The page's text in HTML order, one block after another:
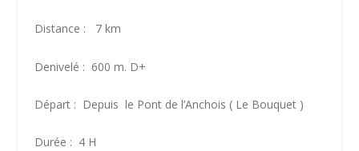
Distance : 7 km
Denivelé : 600 m. D+
Départ : Depuis le Pont de l’Anchois ( Le Bouquet )
Durée : 4 H